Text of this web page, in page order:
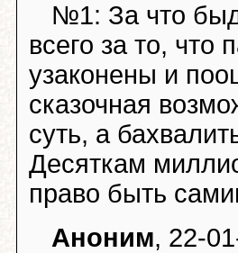
№1: За что
всего за то, что
узаконены и
сказочная
суть, а
Десяткам
право быть
Аноним, 22-